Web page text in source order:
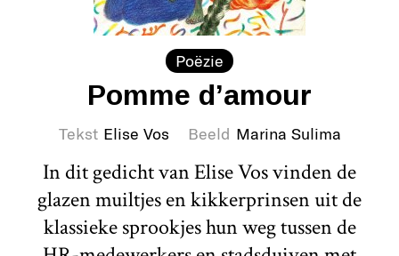
Poëzie
Pomme d’amour
Tekst Elise Vos Beeld Marina Sulima
In dit gedicht van Elise Vos vinden de
glazen muiltjes en kikkerprinsen uit de
klassieke sprookjes hun weg tussen de